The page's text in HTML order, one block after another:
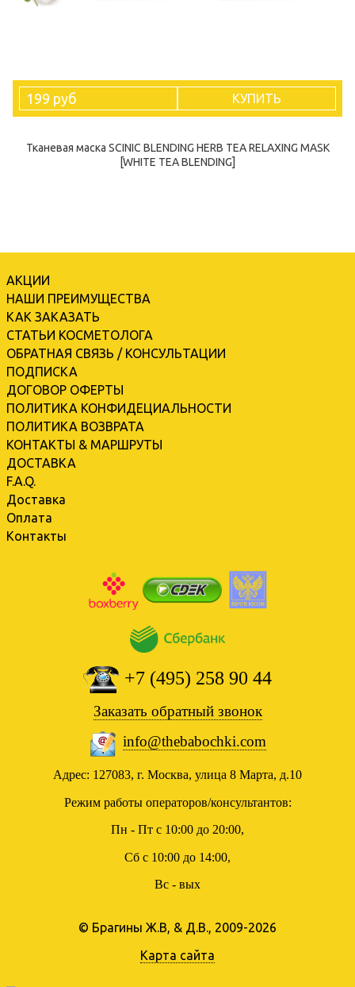
199 руб КУПИТЬ
Тканевая маска SCINIC BLENDING HERB TEA RELAXING MASK
[WHITE TEA BLENDING]
АКЦИИ
НАШИ ПРЕИМУЩЕСТВА
КАК ЗАКАЗАТЬ
СТАТЬИ КОСМЕТОЛОГА
ОБРАТНАЯ СВЯЗЬ / КОНСУЛЬТАЦИИ
ПОДПИСКА
ДОГОВОР ОФЕРТЫ
ПОЛИТИКА КОНФИДЕЦИАЛЬНОСТИ
ПОЛИТИКА ВОЗВРАТА
КОНТАКТЫ & МАРШРУТЫ
ДОСТАВКА
F.A.Q.
Доставка
Оплата
Контакты
+7 (495) 258 90 44
Заказать обратный звонок
info@thebabochki.com
Адрес: 127083, г. Москва, улица 8 Марта, д.10
Режим работы операторов/консультантов:
Пн - Пт с 10:00 до 20:00,
Сб с 10:00 до 14:00,
Вс - вых
© Брагины Ж.В, & Д.В., 2009-2026
Карта сайта